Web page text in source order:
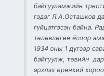
байгууламжийн
гэдэг Л.А.Осташков
гүйцэтгэсэн байна.
төлөвлөгөө ёсоор
1934 оны 1 дүгээр
байгуулж, төвийн
эрхлэх ерөнхий